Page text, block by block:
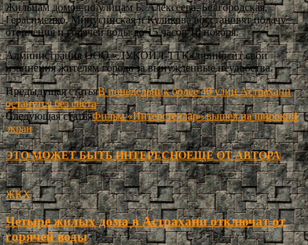
Жильцам домов по улицам Б. Алексеева, Белгородская,
Герасименко, Минусинская и Куликова восстановят подачу
отопления и горячей воды до 15 часов 10 ноября.
Администрация ООО «ЛУКОЙЛ-ТТК» приносит свои
извинения жителям города за вынужденные неудобства.
Предыдущая статьяВ понедельник более 40 улиц Астрахани
останутся без света
Следующая статьяФильм «Интерстеллар» вышел на широкий
экран
ЭТО МОЖЕТ БЫТЬ ИНТЕРЕСНОЕЩЕ ОТ АВТОРА
ЖКХ
Четыре жилых дома в Астрахани отключат от
горячей воды